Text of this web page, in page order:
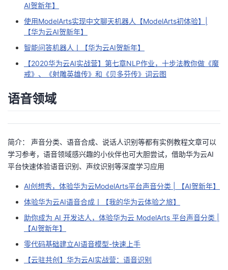
AI贺新年】
使用ModelArts实现中文聊天机器人【ModelArts初体验】|
【华为云AI贺新年】
智能问答机器人丨【华为云AI贺新年】
【2020华为云AI实战营】第七章NLP作业，十步法教你做《魔
戒》、《射雕英雄传》和《贝多芬传》词云图
语音领域
简介： 声音分类、语音合成、说话人识别等都有实例教程文章可以
学习参考，语音领域感兴趣的小伙伴也可大胆尝试，借助华为云AI
平台快速体验语音识别、声纹识别等深度学习应用
AI创想秀，体验华为云ModelArts平台声音分类 | 【AI贺新年】
体验华为云AI语音合成丨【我的华为云体验之旅】
助你成为 AI 开发达人，体验华为云 ModelArts 平台声音分类 |
【AI贺新年】
零代码基础建立AI语音模型-快速上手
【云驻共创】华为云AI实战营：语音识别